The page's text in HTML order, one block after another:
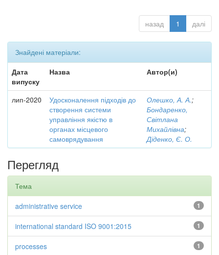
назад 1 далі
Знайдені матеріали:
Дата
випуску
Назва Автор(и)
лип-2020
Удосконалення підходів до
створення системи
управління якістю в
органах місцевого
самоврядування
Олешко, А. А.;
Бондаренко,
Світлана
Михайлівна;
Діденко, Є. О.
Перегляд
Тема
1
administrative service
1
international standard ISO 9001:2015
1
processes